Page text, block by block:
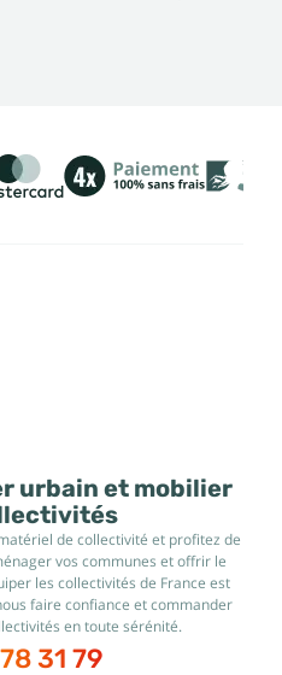
urbain et mobilier
de collectivité et profitez de
vos communes et offrir le
les collectivités de France est
faire confiance et commander
en toute sérénité.
31 79